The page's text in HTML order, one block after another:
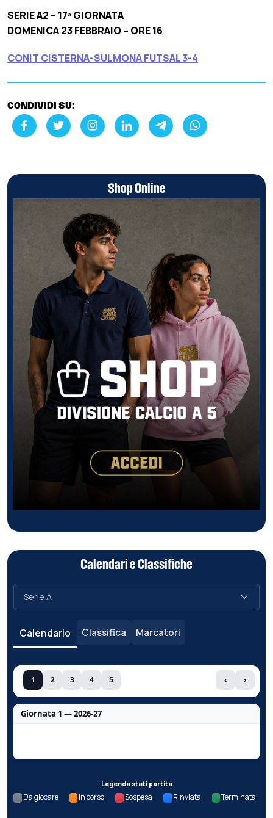
SERIE A2 – 17ª GIORNATA
DOMENICA 23 FEBBRAIO – ORE 16
CONIT CISTERNA-SULMONA FUTSAL 3-4
CONDIVIDI SU:
Shop Online
Calendari e Classifiche
Calendario Classifica Marcatori
1 2 3 4 5 ‹ ›
Giornata 1 — 2026-27
Legenda stati partita
Da giocare In corso Sospesa Rinviata Terminata